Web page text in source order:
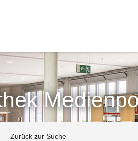
Zurück zur Suche